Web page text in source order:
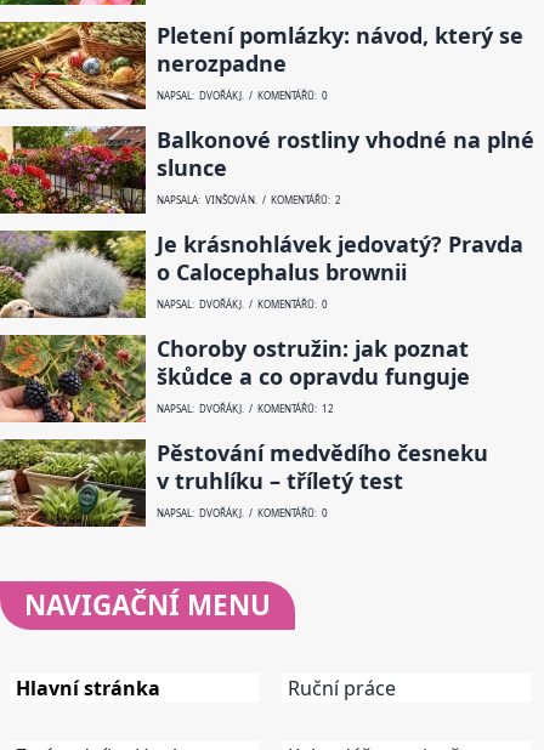
Pletení pomlázky: návod, který se
nerozpadne
NAPSAL: DVOŘÁK J. / KOMENTÁŘŮ: 0
Balkonové rostliny vhodné na plné
slunce
NAPSALA: VINŠOVÁ N. / KOMENTÁŘŮ: 2
Je krásnohlávek jedovatý? Pravda
o Calocephalus brownii
NAPSAL: DVOŘÁK J. / KOMENTÁŘŮ: 0
Choroby ostružin: jak poznat
škůdce a co opravdu funguje
NAPSAL: DVOŘÁK J. / KOMENTÁŘŮ: 12
Pěstování medvědího česneku
v truhlíku – tříletý test
NAPSAL: DVOŘÁK J. / KOMENTÁŘŮ: 0
NAVIGAČNÍ MENU
Hlavní stránka Ruční práce